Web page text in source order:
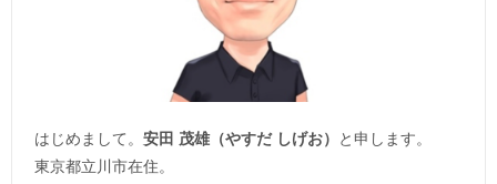
はじめまして。 安田 茂雄（やすだ しげお）
と申します。
東京都立川市在住。